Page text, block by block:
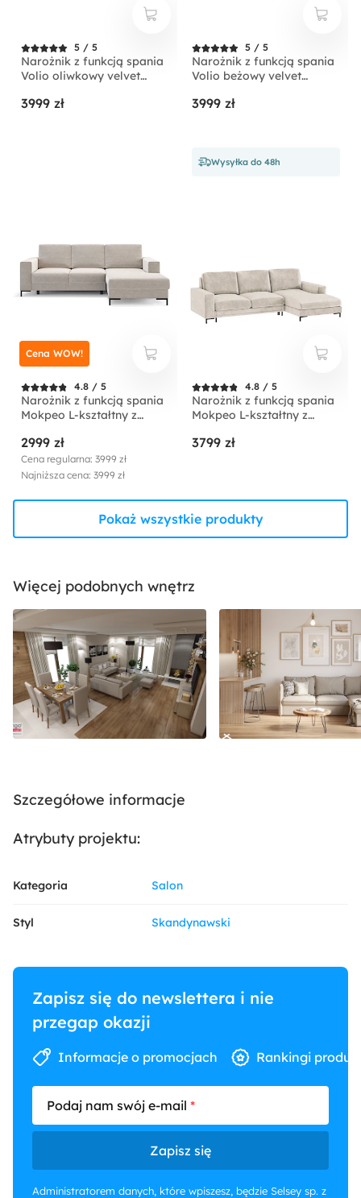
5 / 5
Narożnik z funkcją spania
Volio oliwkowy velvet
3999 zł
5 / 5
Narożnik z funkcją spania
Volio beżowy velvet
3999 zł
Wysyłka do 48h
4.8 / 5
Narożnik z funkcją spania
Mokpeo L-kształtny z
czarnych nóżkach beżowy
sztruks prawostronny
2999 zł
Cena regularna: 3999 zł
Najniższa cena: 3999 zł
Cena WOW!
4.8 / 5
Narożnik z funkcją spania
Mokpeo L-kształtny z
czarnych nóżkach
3799 zł
Pokaż wszystkie produkty
Więcej podobnych wnętrz
Szczegółowe informacje
Atrybuty projektu:
Kategoria Salon
Styl Skandynawski
Zapisz się do newslettera i nie
przegap okazji
Informacje o promocjach Rankingi
Podaj nam swój e-mail
Zapisz się
Administratorem danych, które wpiszesz, będzie Selsey sp. z